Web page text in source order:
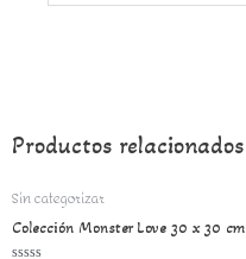
Productos relacionados
Sin categorizar
Colección Monster Love 30 x 30 cm